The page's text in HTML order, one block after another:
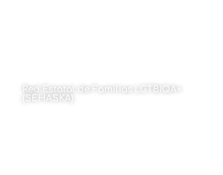
Red Estatal de Familias LGTBIQA+
(SEHASKA)